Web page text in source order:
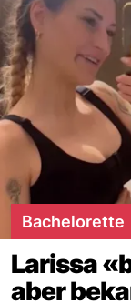
Bachelorette
Larissa
aber